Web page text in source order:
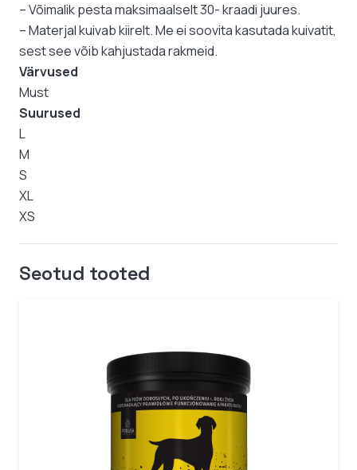
– Võimalik pesta maksimaalselt 30- kraadi juures.
– Materjal kuivab kiirelt. Me ei soovita kasutada kuivatit,
sest see võib kahjustada rakmeid.
Värvused
Must
Suurused
L
M
S
XL
XS
Seotud tooted